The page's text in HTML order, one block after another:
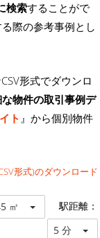
検索することがで
際の参考事例とし
形式でダウンロ
物件の取引事例デ
ト 』から個別物件
形式)のダウンロード
㎡ 駅距離：
5 分